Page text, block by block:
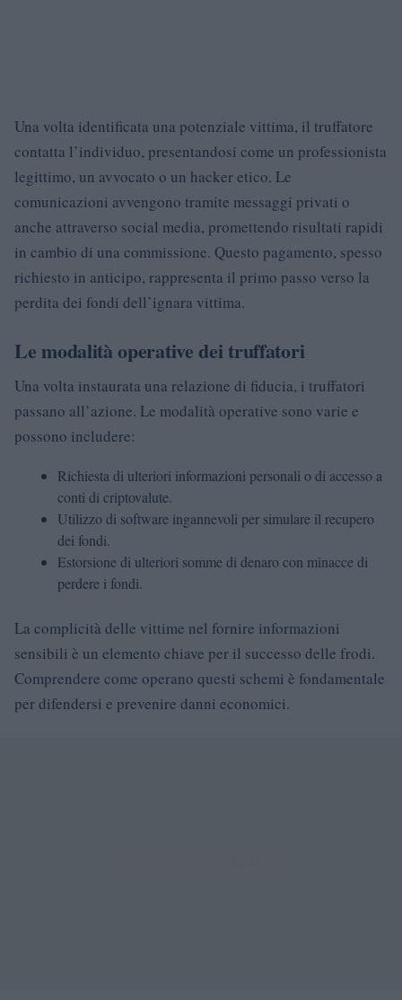
Una volta identificata una potenziale vittima, il truffatore
contatta l’individuo, presentandosi come un professionista
legittimo, un avvocato o un hacker etico. Le
comunicazioni avvengono tramite messaggi privati o
anche attraverso social media, promettendo risultati rapidi
in cambio di una commissione. Questo pagamento, spesso
richiesto in anticipo, rappresenta il primo passo verso la
perdita dei fondi dell’ignara vittima.
Le modalità operative dei truffatori
Una volta instaurata una relazione di fiducia, i truffatori
passano all’azione. Le modalità operative sono varie e
possono includere:
Richiesta di ulteriori informazioni personali o di accesso a
conti di criptovalute.
Utilizzo di software ingannevoli per simulare il recupero
dei fondi.
Estorsione di ulteriori somme di denaro con minacce di
perdere i fondi.
La complicità delle vittime nel fornire informazioni
sensibili è un elemento chiave per il successo delle frodi.
Comprendere come operano questi schemi è fondamentale
per difendersi e prevenire danni economici.